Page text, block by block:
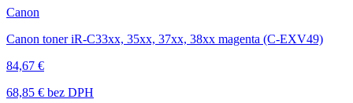
Canon
Canon toner iR-C33xx, 35xx, 37xx, 38xx magenta (C-EXV49)
84,67 €
68,85 € bez DPH